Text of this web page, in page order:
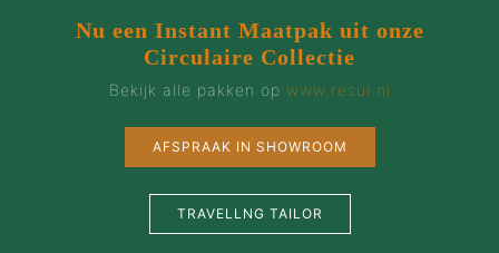
Nu een Instant Maatpak uit onze
Circulaire Collectie
Bekijk alle pakken op www.resui.nl
AFSPRAAK IN SHOWROOM
TRAVELLNG TAILOR